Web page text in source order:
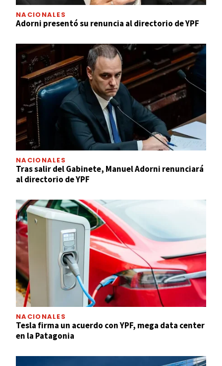
NACIONALES
Adorni presentó su renuncia al directorio de YPF
NACIONALES
Tras salir del Gabinete, Manuel Adorni renunciará
al directorio de YPF
NACIONALES
Tesla firma un acuerdo con YPF, mega data center
en la Patagonia